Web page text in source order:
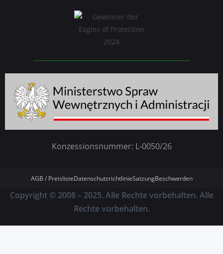
Konzessionsnummer: L-0050/26
AGB / PreislisteDatenschutzrichtlinieSatzungBeschwerden
Copyright © 2008 – 2025. Alle Rechte vorbehalten. Alle
Rechte vorbehalten.